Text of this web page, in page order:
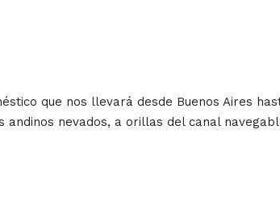
que nos llevará desde Buenos Aires
nevados, a orillas del canal